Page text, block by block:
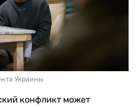
Украины
конфликт может